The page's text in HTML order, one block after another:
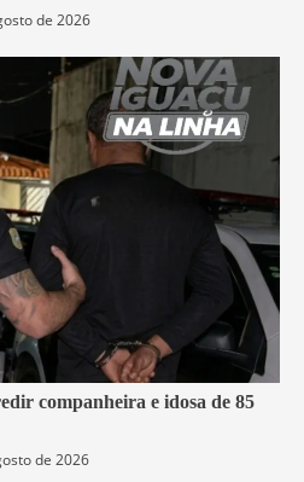
de 2026
companheira e idosa de 85
de 2026